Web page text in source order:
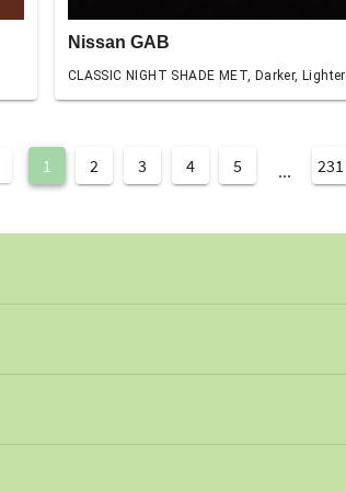
Nissan GAB
CLASSIC NIGHT SHADE MET, Darker, Lighter
1 2 3 4 5 ... 231